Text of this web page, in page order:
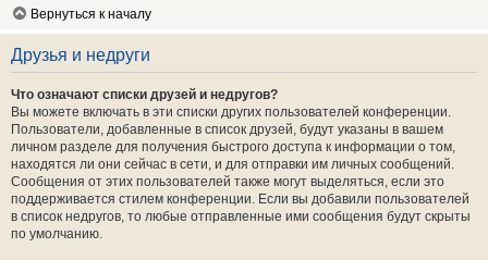
Вернуться к началу
Друзья и недруги
Что означают списки друзей и недругов?
Вы можете включать в эти списки других пользователей конференции.
Пользователи, добавленные в список друзей, будут указаны в вашем
личном разделе для получения быстрого доступа к информации о том,
находятся ли они сейчас в сети, и для отправки им личных сообщений.
Сообщения от этих пользователей также могут выделяться, если это
поддерживается стилем конференции. Если вы добавили пользователей
в список недругов, то любые отправленные ими сообщения будут скрыты
по умолчанию.